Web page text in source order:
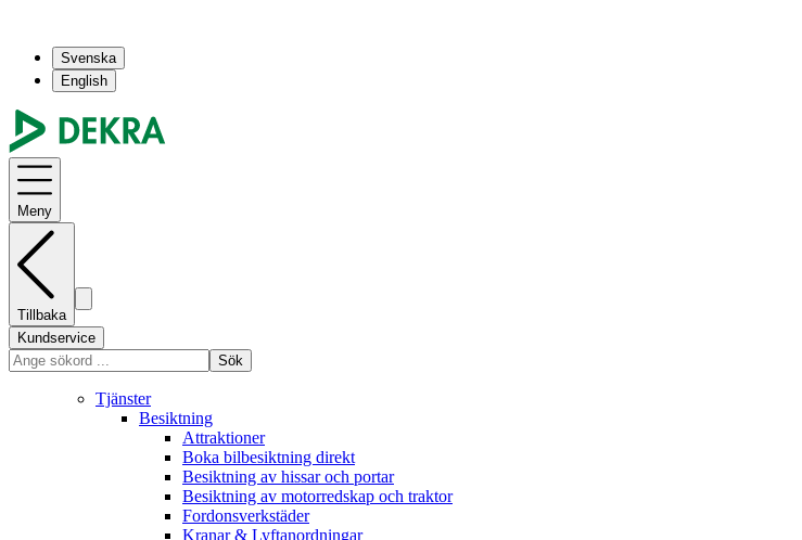
Svenska
English
Meny
Tillbaka
Kundservice
Sök
Tjänster
Besiktning
Attraktioner
Boka bilbesiktning direkt
Besiktning av hissar och portar
Besiktning av motorredskap och traktor
Fordonsverkstäder
Kranar & Lyftanordningar